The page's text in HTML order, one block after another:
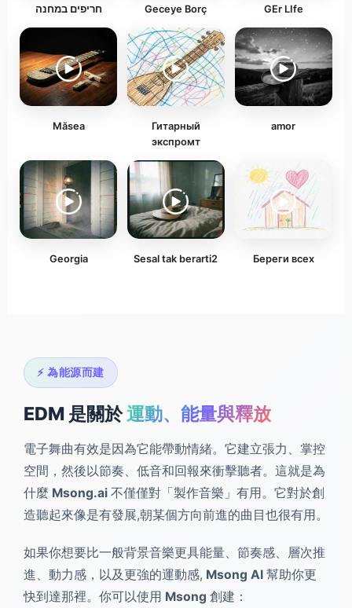
חריפים במחנה Geceye Borç GEr LIfe
Măsea
Гитарный
экспромт
amor
Georgia Sesal tak berarti2 Береги всех
⚡ 為能源而建
EDM 是關於運動、能量與釋放
電子舞曲有效是因為它能帶動情緒。它建立張力、掌控
空間，然後以節奏、低音和回報來衝擊聽者。這就是為
什麼 Msong.ai 不僅僅對「製作音樂」有用。它對於創
造聽起來像是有發展,朝某個方向前進的曲目也很有用。
如果你想要比一般背景音樂更具能量、節奏感、層次推
進、動力感，以及更強的運動感, Msong AI 幫助你更
快到達那裡。你可以使用 Msong 創建：